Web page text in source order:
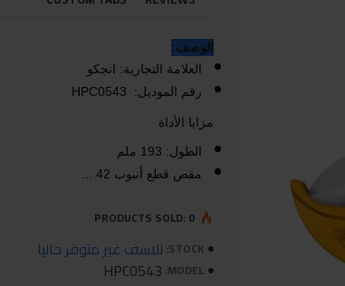
الوصف:
العلامة التجارية: انجكو
رقم الموديل: HPC0543
مزايا الأداة
الطول: 193 ملم
مقص قطع أنبوب 42 ...
STOCK: للاسف غير متوفر حاليا
MODEL:
HPC0543
PRODUCTS SOLD: 0